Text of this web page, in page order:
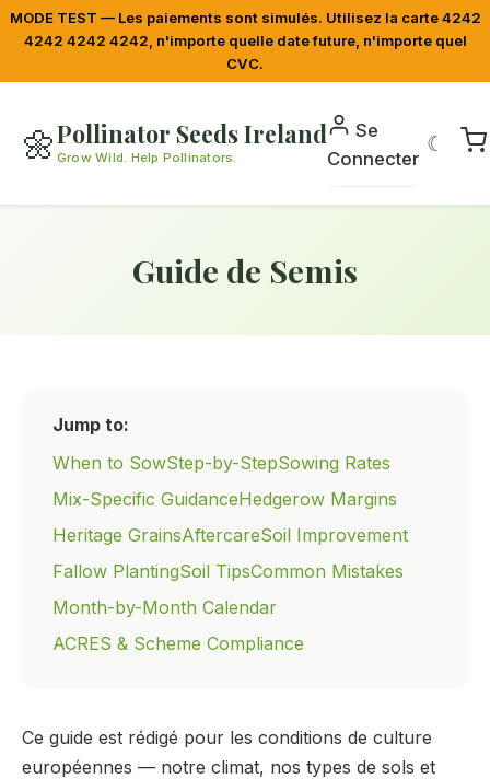
MODE TEST — Les paiements sont simulés. Utilisez la carte 4242
4242 4242 4242, n'importe quelle date future, n'importe quel
CVC.
🌼Pollinator Seeds Ireland
Grow Wild. Help Pollinators.
Se
Connecter
☾
Guide de Semis
Jump to:
When to SowStep-by-StepSowing Rates
Mix-Specific GuidanceHedgerow Margins
Heritage GrainsAftercareSoil Improvement
Fallow PlantingSoil TipsCommon Mistakes
Month-by-Month Calendar
ACRES & Scheme Compliance
Ce guide est rédigé pour les conditions de culture
européennes — notre climat, nos types de sols et